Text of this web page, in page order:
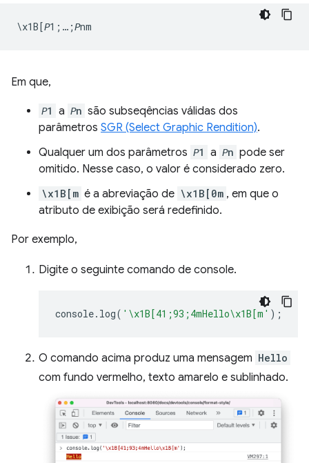
Em que,
𝘗1 a 𝘗n são subseqências válidas dos
parâmetros SGR (Select Graphic Rendition).
Qualquer um dos parâmetros 𝘗1 a 𝘗n pode ser
omitido. Nesse caso, o valor é considerado zero.
\x1B[m é a abreviação de \x1B[0m , em que o
atributo de exibição será redefinido.
Por exemplo,
Digite o seguinte comando de console.
console. log( '\x1B[41;93;4mHello\x1B[m' );
O comando acima produz uma mensagem Hello
com fundo vermelho, texto amarelo e sublinhado.